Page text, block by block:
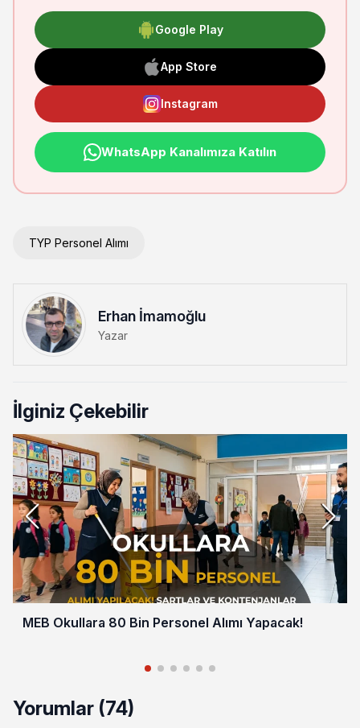
Google Play
App Store
Instagram
WhatsApp Kanalımıza Katılın
TYP Personel Alımı
Erhan İmamoğlu
Yazar
İlginiz Çekebilir
MEB Okullara 80 Bin Personel Alımı Yapacak!
Yorumlar (74)